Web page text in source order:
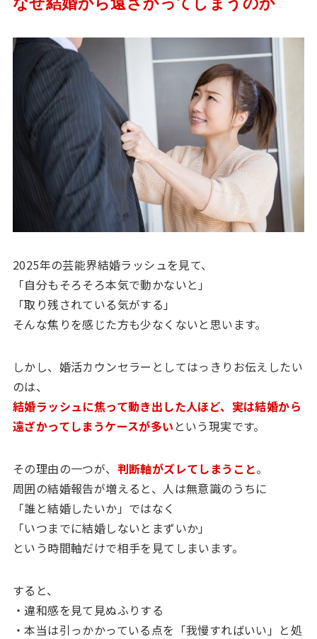
2025年の芸能界結婚ラッシュを見て、
「自分もそろそろ本気で動かないと」
「取り残されている気がする」
そんな焦りを感じた方も少なくないと思います。
しかし、婚活カウンセラーとしてはっきりお伝えしたい
のは、
結婚ラッシュに焦って動き出した人ほど、実は結婚から
遠ざかってしまうケースが多い という現実です。
その理由の一つが、 判断軸がズレてしまうこと。
周囲の結婚報告が増えると、人は無意識のうちに
「誰と結婚したいか」ではなく
「いつまでに結婚しないとまずいか」
という時間軸だけで相手を見てしまいます。
すると、
・違和感を見て見ぬふりする
・本当は引っかかっている点を「我慢すればいい」と処